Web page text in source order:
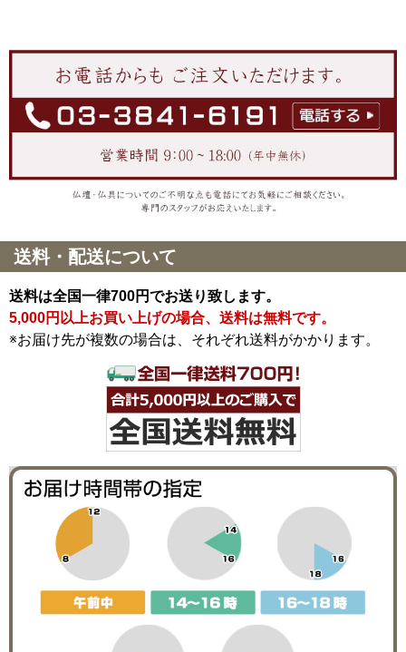
送料・配送について
送料は全国一律700円でお送り致します。
5,000円以上お買い上げの場合、送料は無料です。
※お届け先が複数の場合は、それぞれ送料がかかります。